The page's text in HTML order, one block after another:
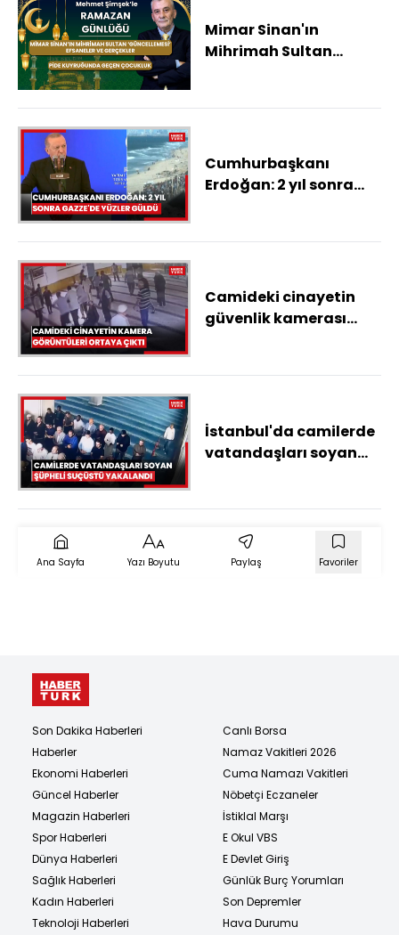
Mimar Sinan'ın
Mihrimah Sultan
gerçekler... Pide
çocukluk
Cumhurbaşkanı
Erdoğan: 2 yıl sonra
Camideki cinayetin
güvenlik kamerası
İstanbul'da camilerde
vatandaşları soyan
kamerada
Ana Sayfa Yazı Boyutu Paylaş Favoriler
Son Dakika Haberleri
Haberler
Ekonomi Haberleri
Güncel Haberler
Magazin Haberleri
Spor Haberleri
Dünya Haberleri
Sağlık Haberleri
Kadın Haberleri
Teknoloji Haberleri
Canlı Borsa
Namaz Vakitleri 2026
Cuma Namazı Vakitleri
Nöbetçi Eczaneler
İstiklal Marşı
E Okul VBS
E Devlet Giriş
Günlük Burç Yorumları
Son Depremler
Hava Durumu